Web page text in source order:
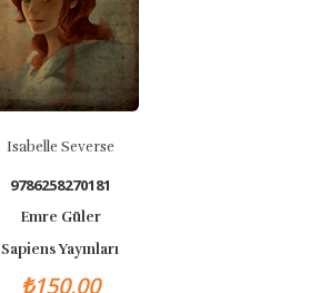
Isabelle Severse
9786258270181
Emre Güler
Sapiens Yayınları
₺150,00